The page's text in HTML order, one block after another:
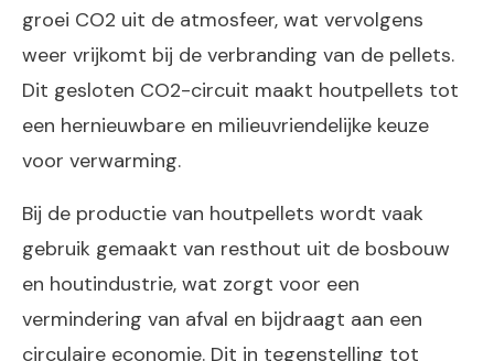
groei CO2 uit de atmosfeer, wat vervolgens
weer vrijkomt bij de verbranding van de pellets.
Dit gesloten CO2-circuit maakt houtpellets tot
een hernieuwbare en milieuvriendelijke keuze
voor verwarming.
Bij de productie van houtpellets wordt vaak
gebruik gemaakt van resthout uit de bosbouw
en houtindustrie, wat zorgt voor een
vermindering van afval en bijdraagt aan een
circulaire economie. Dit in tegenstelling tot